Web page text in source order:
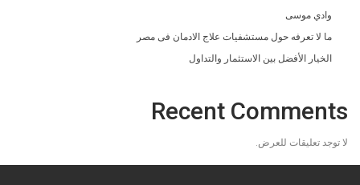
وادي موسى
ما لا تعرفه حول مستشفيات علاج الادمان فى مصر
الخيار الأفضل بين الاستثمار والتداول
Recent Comments
لا توجد تعليقات للعرض.